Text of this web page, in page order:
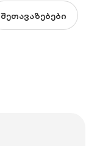
შეთავაზებები